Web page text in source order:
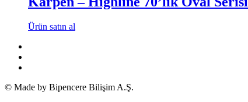
Ürün satın al
© Made by Bipencere Bilişim A.Ş.